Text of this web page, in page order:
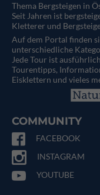
Thema Bergsteigen in
Seit Jahren ist
Kletterer und
Auf dem Portal finden
unterschiedliche
Jede Tour ist
Tourentipps,
Eisklettern und vieles
COMMUNITY
FACEBOOK
INSTAGRAM
YOUTUBE